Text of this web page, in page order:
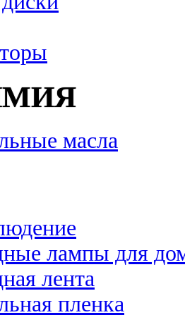
масла
лампы для
лента
пленка